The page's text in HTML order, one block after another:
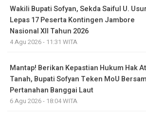
Wakili Bupati Sofyan, Sekda Saiful U.
Lepas 17 Peserta Kontingen Jambore
Nasional XII Tahun 2026
4 Agu 2026 - 11:31 WITA
Mantap! Berikan Kepastian Hukum Hak
Tanah, Bupati Sofyan Teken MoU
Pertanahan Banggai Laut
6 Agu 2026 - 18:04 WITA